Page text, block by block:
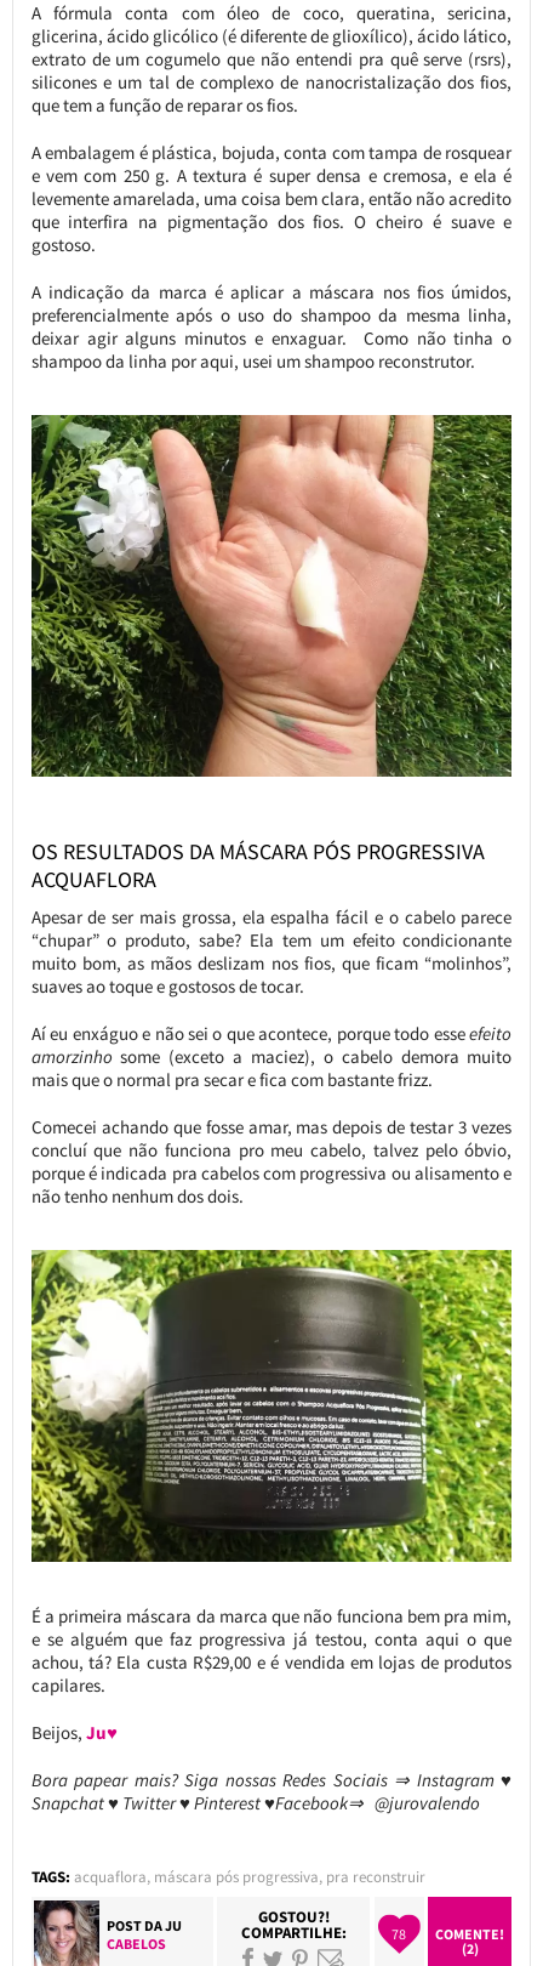
A fórmula conta com óleo de coco, queratina, sericina,
glicerina, ácido glicólico (é diferente de glioxílico), ácido lático,
extrato de um cogumelo que não entendi pra quê serve (rsrs),
silicones e um tal de complexo de nanocristalização dos fios,
que tem a função de reparar os fios.
A embalagem é plástica, bojuda, conta com tampa de rosquear
e vem com 250 g. A textura é super densa e cremosa, e ela é
levemente amarelada, uma coisa bem clara, então não acredito
que interfira na pigmentação dos fios. O cheiro é suave e
gostoso.
A indicação da marca é aplicar a máscara nos fios úmidos,
preferencialmente após o uso do shampoo da mesma linha,
deixar agir alguns minutos e enxaguar. Como não tinha o
shampoo da linha por aqui, usei um shampoo reconstrutor.
OS RESULTADOS DA MÁSCARA PÓS PROGRESSIVA
ACQUAFLORA
Apesar de ser mais grossa, ela espalha fácil e o cabelo parece
“chupar” o produto, sabe? Ela tem um efeito condicionante
muito bom, as mãos deslizam nos fios, que ficam “molinhos”,
suaves ao toque e gostosos de tocar.
Aí eu enxáguo e não sei o que acontece, porque todo esseefeito
amorzinho some (exceto a maciez), o cabelo demora muito
mais que o normal pra secar e fica com bastante frizz.
Comecei achando que fosse amar, mas depois de testar 3 vezes
concluí que não funciona pro meu cabelo, talvez pelo óbvio,
porque é indicada pra cabelos com progressiva ou alisamento e
não tenho nenhum dos dois.
É a primeira máscara da marca que não funciona bem pra mim,
e se alguém que faz progressiva já testou, conta aqui o que
achou, tá? Ela custa R$29,00 e é vendida em lojas de produtos
capilares.
Beijos, Ju♥
Bora papear mais? Siga nossas Redes Sociais ⇒ Instagram ♥
Snapchat ♥ Twitter ♥ Pinterest ♥Facebook⇒ @jurovalendo
TAGS: acquaflora, máscara pós progressiva, pra reconstruir
POST DAJU
CABELOS
GOSTOU?!
COMPARTILHE: 78
COMENTE!
(2)